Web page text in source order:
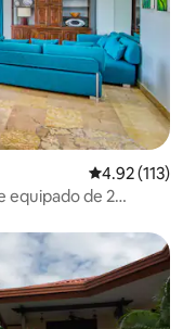
Calificación
4.92 (113)
equipado de 2